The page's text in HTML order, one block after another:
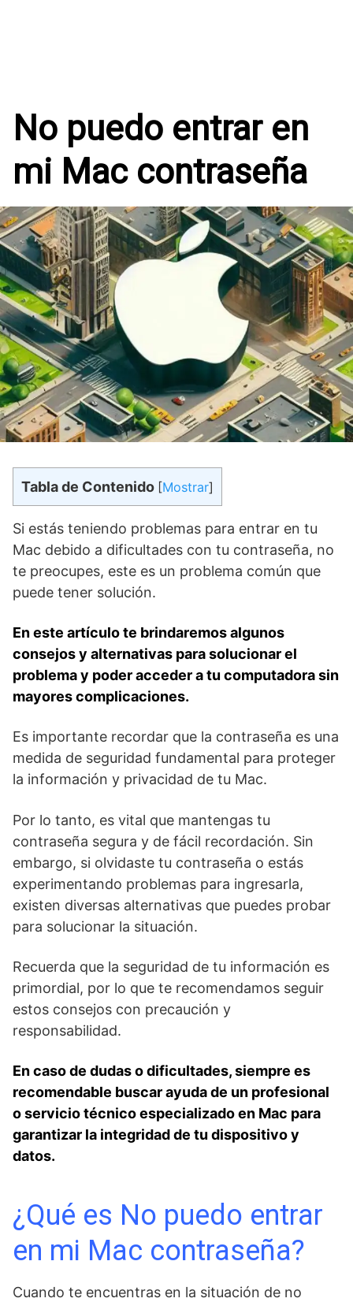
No puedo entrar en
mi Mac contraseña
Tabla de Contenido [Mostrar]
Si estás⁢ teniendo‌ problemas para⁣ entrar en tu
Mac debido a dificultades con tu contraseña, no
te preocupes, ‍este es ⁤un problema común que
puede ⁤tener solución.
En este artículo te brindaremos algunos
consejos y ⁤alternativas para solucionar el
problema y poder acceder a tu computadora sin
mayores complicaciones.
Es importante recordar que la contraseña es una
medida‍ de seguridad fundamental​ para proteger
la​ información y privacidad de tu Mac.
Por lo tanto, ​es vital que mantengas tu
contraseña segura y ‌de fácil recordación. Sin
embargo,⁢ si olvidaste ⁢tu contraseña o estás
experimentando problemas para ingresarla,
existen diversas alternativas que puedes⁤ probar⁤
para solucionar ​la situación.
Recuerda que la seguridad de tu ⁢información es
primordial, por lo que te recomendamos⁣ seguir
estos consejos con precaución y
responsabilidad. ‍
En caso de dudas o ‍dificultades, siempre es
recomendable buscar ayuda de ⁣un profesional
o servicio técnico especializado en Mac ‍para
garantizar la integridad de tu dispositivo y
datos.
¿Qué es No puedo entrar
en⁤ mi Mac contraseña?
Cuando te encuentras en la situación de no